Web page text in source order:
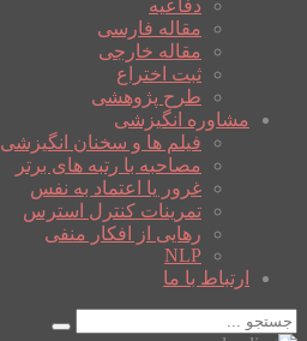
دفاعیه
مقاله فارسی
مقاله خارجی
ثبت اختراع
طرح پژوهشی
مشاوره انگیزشی
فیلم ها و سخنان انگیزشی
مصاحبه با رتبه های برتر
غرور یا اعتماد به نفس
تمرینات کنترل استرس
رهایی از افکار منفی
NLP
ارتباط با ما